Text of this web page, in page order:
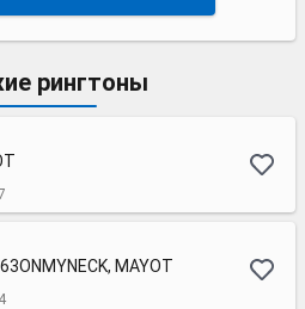
рингтоны
MAYOT